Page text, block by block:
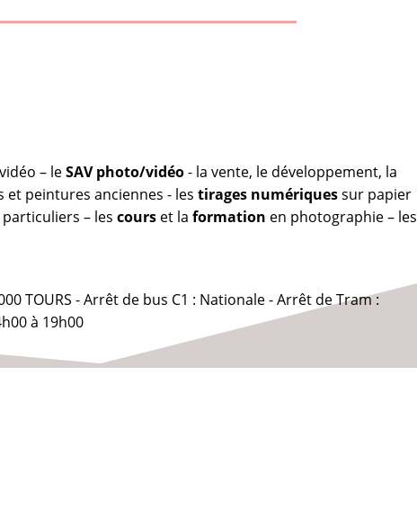
– leSAV photo/vidéo- la vente, le développement, la
et peintures anciennes - les tirages numériquessur papier
– les courset la formation en photographie – les
TOURS - Arrêt de bus C1 : Nationale - Arrêt de Tram :
à 19h00